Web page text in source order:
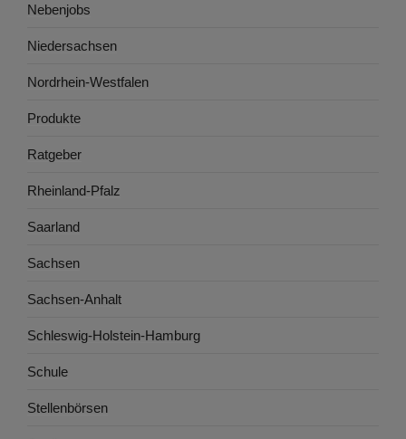
Nebenjobs
Niedersachsen
Nordrhein-Westfalen
Produkte
Ratgeber
Rheinland-Pfalz
Saarland
Sachsen
Sachsen-Anhalt
Schleswig-Holstein-Hamburg
Schule
Stellenbörsen